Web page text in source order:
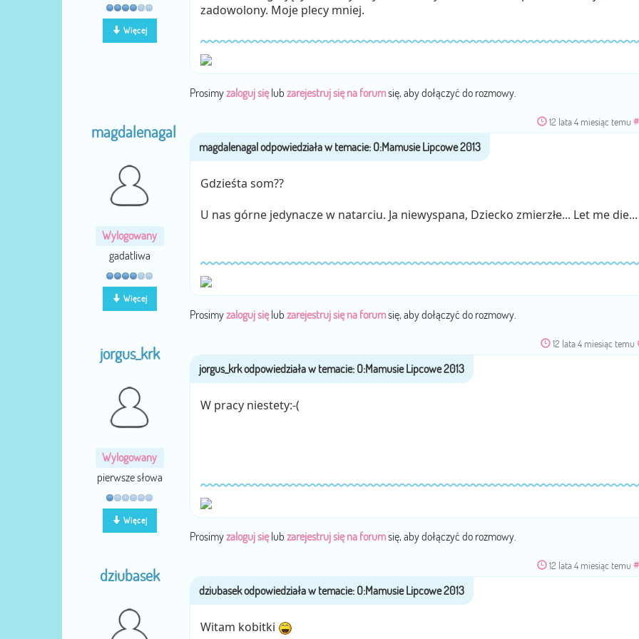
Więcej
zadowolony. Moje plecy mniej.
Prosimyzaloguj sięlub zarejestruj się na forumsię, aby dołączyć do rozmowy.
magdalenagal
Wylogowany
gadatliwa
Więcej
12 lata 4 miesiąc temu
Gdzieśta som??
U nas górne jedynacze w natarciu. Ja niewyspana, Dziecko zmierzłe... Let me die...
Prosimyzaloguj sięlub zarejestruj się na forumsię, aby dołączyć do rozmowy.
jorgus_krk
Wylogowany
pierwsze słowa
Więcej
12 lata 4 miesiąc temu
W pracy niestety:-(
Prosimyzaloguj sięlub zarejestruj się na forumsię, aby dołączyć do rozmowy.
dziubasek
12 lata 4 miesiąc temu
Witam kobitki